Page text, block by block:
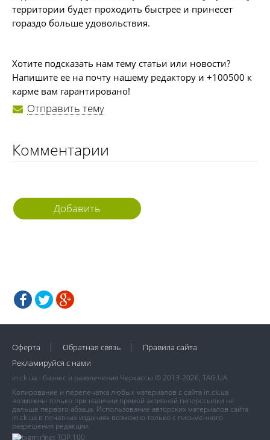
территории будет проходить быстрее и принесет
гораздо больше удовольствия.
Хотите подсказать нам тему статьи или новости?
Напишите ее на почту нашему редактору и +100500 к
карме вам гарантировано!
Отправить тему
Комментарии
Добавить
Оферта Обратная связь
Правила сайта
Рекламируйся с нами
in.ck.ua - бизнес и развлечения Черкассы © 2013-2026, TAG.UA
Копирование и перепечатка любых материалов с сайта in.ck.ua
возможны только при наличии прямой активной гиперссылки не
дальше первого абзаца. Использование авторских материалов сайта
in.ck.ua в печатных изданиях возможно только с письменного
разрешения редакции.